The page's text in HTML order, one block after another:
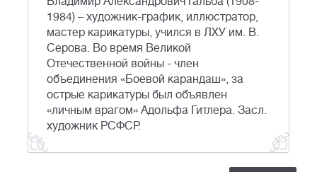
1984) – художник-график, иллюстратор,
мастер карикатуры, учился в ЛХУ им. В.
Серова. Во время Великой
Отечественной войны - член
объединения «Боевой карандаш», за
острые карикатуры был объявлен
«личным врагом» Адольфа Гитлера. Засл.
художник РСФСР.